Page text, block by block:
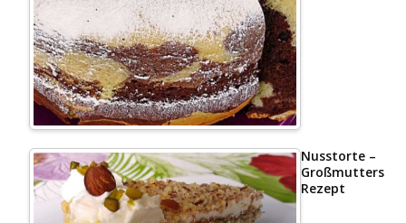
Nusstorte –
Großmutters
Rezept